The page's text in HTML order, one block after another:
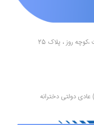
روز ، پلاک 25
دولتی دخترانه